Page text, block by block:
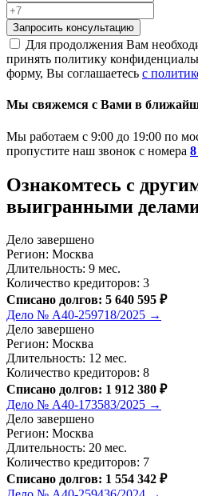
Запросить консультацию
Для продолжения Вам
принять политику
форму, Вы соглашаетесь с
Мы свяжемся с Вами в
Мы работаем с 9:00 до 19:00 по
пропустите наш звонок с номера
Ознакомтесь c
выигранными
Дело завершено
Регион: Москва
Длительность: 9 мес.
Количество кредиторов: 3
Списано долгов: 5 640 595 ₽
Дело № А40-259718/2025 →
Дело завершено
Регион: Москва
Длительность: 12 мес.
Количество кредиторов: 8
Списано долгов: 1 912 380 ₽
Дело № А40-173583/2025 →
Дело завершено
Регион: Москва
Длительность: 20 мес.
Количество кредиторов: 7
Списано долгов: 1 554 342 ₽